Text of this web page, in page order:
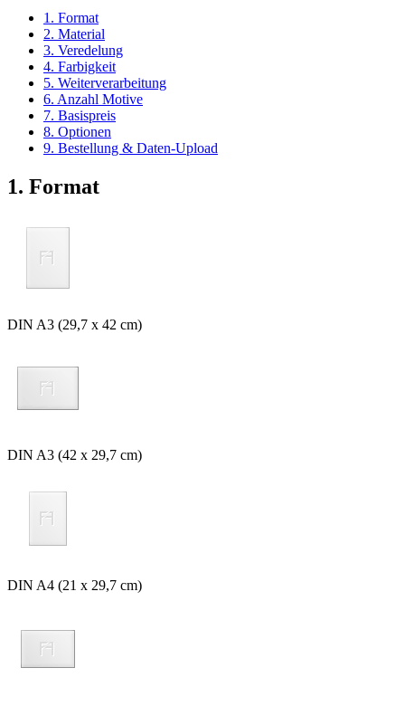
1. Format
2. Material
3. Veredelung
4. Farbigkeit
5. Weiterverarbeitung
6. Anzahl Motive
7. Basispreis
8. Optionen
9. Bestellung & Daten-Upload
1. Format
DIN A3 (29,7 x 42 cm)
DIN A3 (42 x 29,7 cm)
DIN A4 (21 x 29,7 cm)